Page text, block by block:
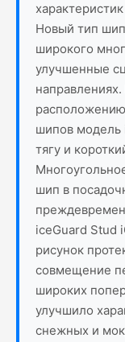
Новый тип
широкого
улучшенные
шипов модель
тягу и
шип в
iceGuard Stud
рисунок
совмещение
широких
улучшило
снежных и